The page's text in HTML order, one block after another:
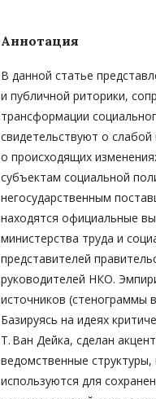
Аннотация
В данной статье
и публичной риторики,
трансформации
свидетельствуют о
о происходящих
субъектам социальной
негосударственным
находятся официальные
министерства труда и
представителей
руководителей НКО.
источников (стенограммы
Базируясь на идеях
Т. Ван Дейка, сделан
ведомственные
используются для